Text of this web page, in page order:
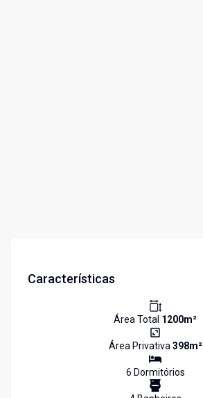
Características
Área Total 1200m²
Área Privativa398m²
6 Dormitórios